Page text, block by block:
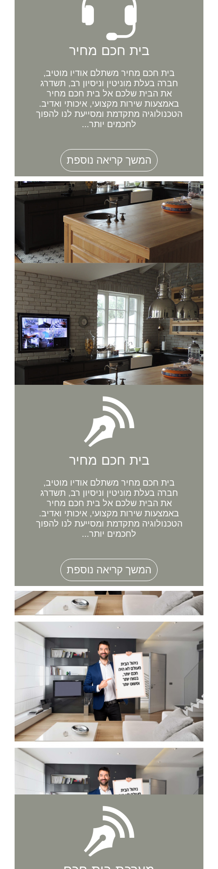
בית חכם מחיר
בית חכם מחיר משתלם אודיו מוטיב,
חברה בעלת מוניטין וניסיון רב, תשדרג
את הבית שלכם אל בית חכם מחיר
באמצעות שירות מקצועי, איכותי ואדיב.
הטכנולוגיה מתקדמת ומסייעת לנו להפוך
לחכמים יותר...
המשך קריאה נוספת
בית חכם מחיר
בית חכם מחיר משתלם אודיו מוטיב,
חברה בעלת מוניטין וניסיון רב, תשדרג
את הבית שלכם אל בית חכם מחיר
באמצעות שירות מקצועי, איכותי ואדיב.
הטכנולוגיה מתקדמת ומסייעת לנו להפוך
לחכמים יותר...
המשך קריאה נוספת